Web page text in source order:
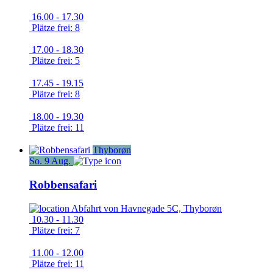
16.00 - 17.30
Plätze frei: 8
17.00 - 18.30
Plätze frei: 5
17.45 - 19.15
Plätze frei: 8
18.00 - 19.30
Plätze frei: 11
Thyborøn
So. 9 Aug.
Robbensafari
Abfahrt von Havnegade 5C, Thyborøn
10.30 - 11.30
Plätze frei: 7
11.00 - 12.00
Plätze frei: 11